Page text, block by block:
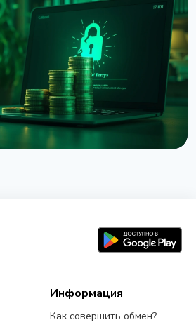
нашёл 4962 уязвимости в
30 часов
Информация
Как совершить обмен?